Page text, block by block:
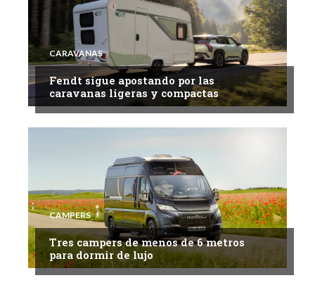
CARAVANAS
Fendt sigue apostando por las
caravanas ligeras y compactas
CAMPERS
Tres campers de menos de 6 metros
para dormir de lujo